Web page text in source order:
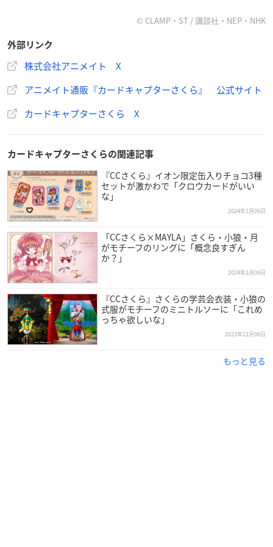
予約（内金1,100円（税込）以上必須）1点毎にクリアブロマイ
【特典内容】
🌸4/1(月)から🌸
フェア】開催決定！
美しいイラストを使用した商品が登場します💕
全国アニメイト・通販でご予約受付中！
🌸フェア詳細https://t.co/6J52VekplG
🌸通販https://t.co/KkgGFhpDVk#カードキャプターさくら
#ccsakura#CLAMP
pic.twitter.com/QuXOYplUuq
— 株式会社アニメイト (@animateinfo)
February 9, 2024
© CLAMP・ST / 講談社・NEP・NHK
外部リンク
株式会社アニメイト X
アニメイト通販『カードキャプターさくら』 公式サイト
カードキャプターさくら X
カードキャプターさくらの関連記事
『CCさくら』イオン限定缶入りチョコ3種
セットが激かわで「クロウカードがいい
な」
2024年1月09日
「CCさくら×MAYLA」さくら・小狼・月
がモチーフのリングに「概念良すぎん
か？」
2024年1月08日
『CCさくら』さくらの学芸会衣装・小狼の
式服がモチーフのミニトルソーに「これめ
っちゃ欲しいな」
2023年12月06日
もっと見る